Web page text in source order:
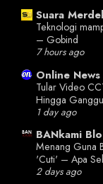
Suara
Teknologi
– Gobind
7 hours ago
Online News
Tular Video
Hingga
1 day ago
BANkami
Menang Guna
'Cuti' – Apa
2 days ago